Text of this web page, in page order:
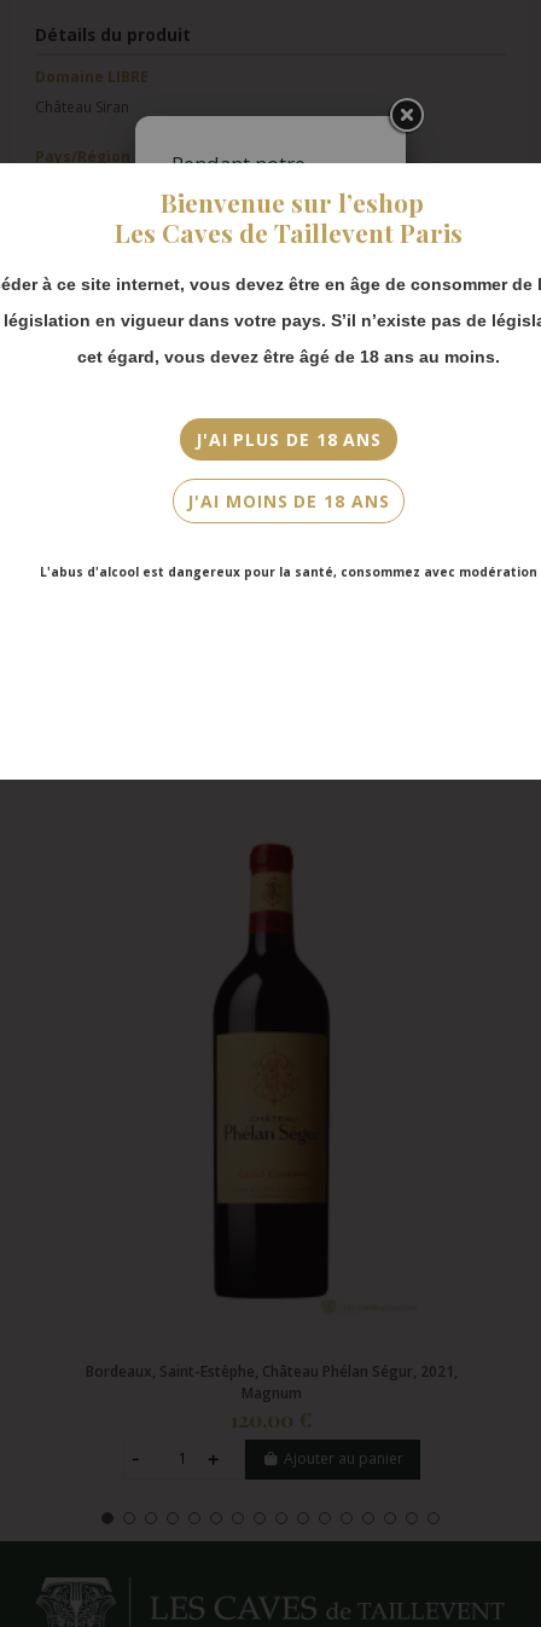
Bienvenue sur l’eshop
Les Caves de Taillevent Paris
à ce site internet, vous devez être en âge de consommer de
législation en vigueur dans votre pays. S’il n’existe pas de
cet égard, vous devez être âgé de 18 ans au moins.
J'AI PLUS DE 18 ANS
J'AI MOINS DE 18 ANS
L'abus d'alcool est dangereux pour la santé, consommez avec modération
Détails du produit
Domaine LIBRE
Château Siran
Pays/Région
Millésime
Merlot, Cabernet Sauvignon, Petit Verdot
75cl
Bordeaux, Saint-Estèphe, Château Phélan Ségur, 2021,
Magnum
120,00 €
Ajouter au panier
Pendant notre
fermeture estivale,
vous pouvez
continuer à passer
Merci de bien
prendre en compte :
Les envois
partir du 31 août.
Les commandes
en click-and-
collect (cave
Faubourg Saint-
Victor Hugo)